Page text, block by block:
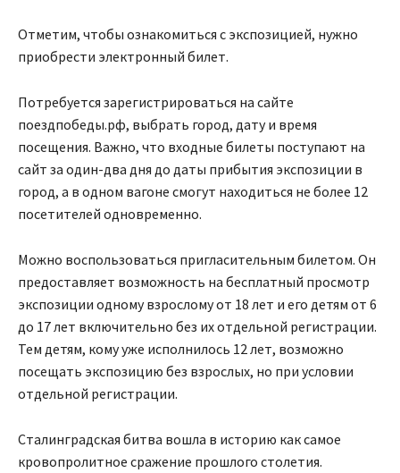
Отметим, чтобы ознакомиться с экспозицией, нужно
приобрести электронный билет.
Потребуется зарегистрироваться на сайте
поездпобеды.рф, выбрать город, дату и время
посещения. Важно, что входные билеты поступают на
сайт за один-два дня до даты прибытия экспозиции в
город, а в одном вагоне смогут находиться не более 12
посетителей одновременно.
Можно воспользоваться пригласительным билетом. Он
предоставляет возможность на бесплатный просмотр
экспозиции одному взрослому от 18 лет и его детям от 6
до 17 лет включительно без их отдельной регистрации.
Тем детям, кому уже исполнилось 12 лет, возможно
посещать экспозицию без взрослых, но при условии
отдельной регистрации.
Сталинградская битва вошла в историю как самое
кровопролитное сражение прошлого столетия.